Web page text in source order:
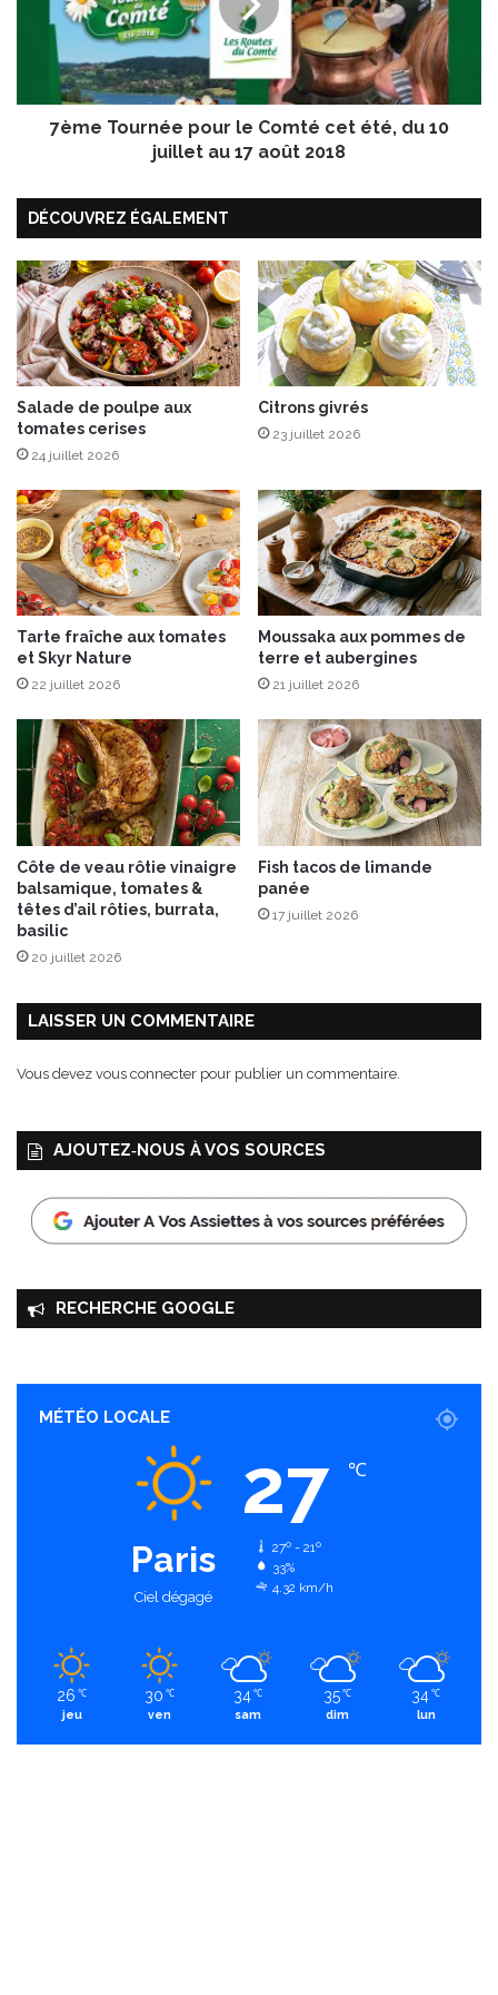
d
l
i
l
n
o
r
l
e
C
o
m
t
é
c
e
é
t
é
,
d
u
1
0
j
t
a
u
1
7
o
2
1
7ème Tournée pour le Comté cet été, du 10
juillet au 17 août 2018
DÉCOUVREZ ÉGALEMENT
Salade de poulpe aux
tomates cerises
24 juillet 2026
Citrons givrés
23 juillet 2026
Tarte fraîche aux tomates
et Skyr Nature
22 juillet 2026
Moussaka aux pommes de
terre et aubergines
21 juillet 2026
Côte de veau rôtie vinaigre
balsamique, tomates &
têtes d’ail rôties, burrata,
basilic
20 juillet 2026
Fish tacos de limande
panée
17 juillet 2026
LAISSER UN COMMENTAIRE
Vous devez vous connecter pour publier un commentaire.
AJOUTEZ‑NOUS À VOS SOURCES
RECHERCHE GOOGLE
MÉTÉO LOCALE
Paris
Ciel dégagé
27 ℃
27º - 21º
33%
4.32 km/h
26 ℃
jeu
30 ℃
ven
34 ℃
sam
35 ℃
dim
34 ℃
lun